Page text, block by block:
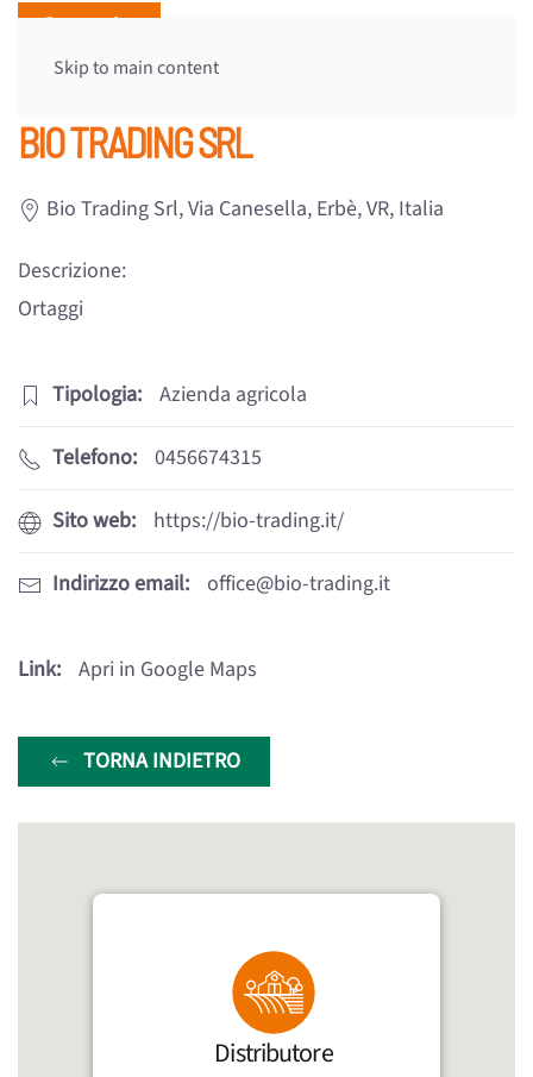
Skip to main content
BIO TRADING SRL
Bio Trading Srl, Via Canesella, Erbè, VR, Italia
Descrizione:
Ortaggi
Tipologia: Azienda agricola
Telefono: 0456674315
Sito web: https://bio-trading.it/
Indirizzo email: office@bio-trading.it
Link: Apri in Google Maps
TORNA INDIETRO
Distributore